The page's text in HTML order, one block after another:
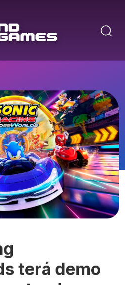
terá demo